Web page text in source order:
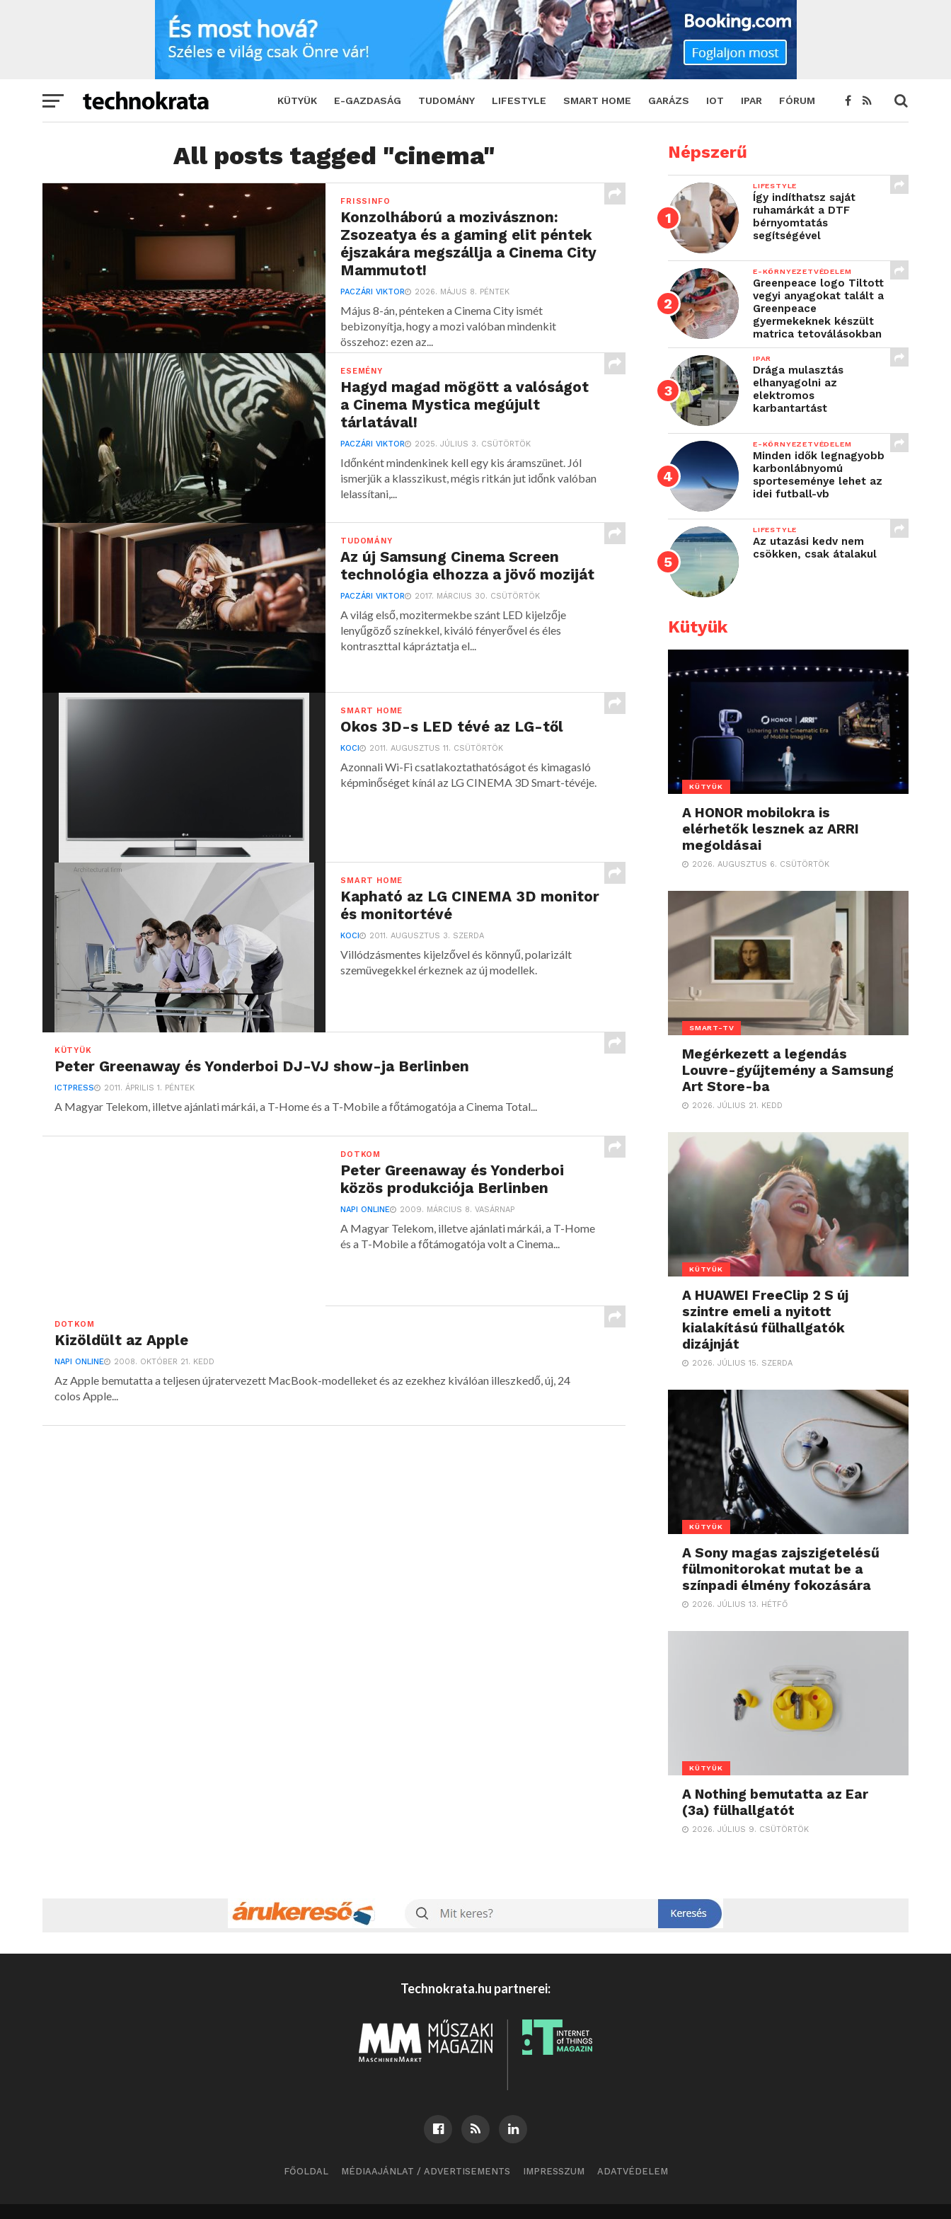
KÜTYÜK E-GAZDASÁG TUDOMÁNY LIFESTYLE SMART HOME GARÁZS IOT IPAR FÓRUM
All posts tagged "cinema"
FRISSINFO
Konzolháború a mozivásznon:
Zsozeatya és a gaming elit péntek
éjszakára megszállja a Cinema City
Mammutot!
PACZÁRI VIKTOR 2026. MÁJUS 8. PÉNTEK
Május 8-án, pénteken a Cinema City ismét
bebizonyítja, hogy a mozi valóban mindenkit
összehoz: ezen az...
ESEMÉNY
Hagyd magad mögött a valóságot
a Cinema Mystica megújult
tárlatával!
PACZÁRI VIKTOR 2025. JÚLIUS 3. CSÜTÖRTÖK
Időnként mindenkinek kell egy kis áramszünet. Jól
ismerjük a klasszikust, mégis ritkán jut időnk valóban
lelassítani,...
TUDOMÁNY
Az új Samsung Cinema Screen
technológia elhozza a jövő moziját
PACZÁRI VIKTOR 2017. MÁRCIUS 30. CSÜTÖRTÖK
A világ első, mozitermekbe szánt LED kijelzője
lenyűgöző színekkel, kiváló fényerővel és éles
kontraszttal kápráztatja el...
SMART HOME
Okos 3D-s LED tévé az LG-től
KOCI 2011. AUGUSZTUS 11. CSÜTÖRTÖK
Azonnali Wi-Fi csatlakoztathatóságot és kimagasló
képminőséget kínál az LG CINEMA 3D Smart-tévéje.
SMART HOME
Kapható az LG CINEMA 3D monitor
és monitortévé
KOCI 2011. AUGUSZTUS 3. SZERDA
Villódzásmentes kijelzővel és könnyű, polarizált
szemüvegekkel érkeznek az új modellek.
KÜTYÜK
Peter Greenaway és Yonderboi DJ-VJ show-ja Berlinben
ICTPRESS 2011. ÁPRILIS 1. PÉNTEK
A Magyar Telekom, illetve ajánlati márkái, a T-Home és a T-Mobile a főtámogatója a Cinema Total...
DOTKOM
Peter Greenaway és Yonderboi
közös produkciója Berlinben
NAPI ONLINE 2009. MÁRCIUS 8. VASÁRNAP
A Magyar Telekom, illetve ajánlati márkái, a T-Home
és a T-Mobile a főtámogatója volt a Cinema...
DOTKOM
Kizöldült az Apple
NAPI ONLINE 2008. OKTÓBER 21. KEDD
Az Apple bemutatta a teljesen újratervezett MacBook-modelleket és az ezekhez kiválóan illeszkedő, új, 24
colos Apple...
Népszerű
LIFESTYLE
Így indíthatsz saját
ruhamárkát a DTF
bérnyomtatás
segítségével
E-KÖRNYEZETVÉDELEM
Greenpeace logo Tiltott
vegyi anyagokat talált a
Greenpeace
gyermekeknek készült
matrica tetoválásokban
IPAR
Drága mulasztás
elhanyagolni az
elektromos
karbantartást
E-KÖRNYEZETVÉDELEM
Minden idők legnagyobb
karbonlábnyomú
sporteseménye lehet az
idei futball-vb
LIFESTYLE
Az utazási kedv nem
csökken, csak átalakul
Kütyük
KÜTYÜK
A HONOR mobilokra is
elérhetők lesznek az ARRI
megoldásai
2026. AUGUSZTUS 6. CSÜTÖRTÖK
SMART-TV
Megérkezett a legendás
Louvre-gyűjtemény a Samsung
Art Store-ba
2026. JÚLIUS 21. KEDD
KÜTYÜK
A HUAWEI FreeClip 2 S új
szintre emeli a nyitott
kialakítású fülhallgatók
dizájnját
2026. JÚLIUS 15. SZERDA
KÜTYÜK
A Sony magas zajszigetelésű
fülmonitorokat mutat be a
színpadi élmény fokozására
2026. JÚLIUS 13. HÉTFŐ
KÜTYÜK
A Nothing bemutatta az Ear
(3a) fülhallgatót
2026. JÚLIUS 9. CSÜTÖRTÖK
Technokrata.hu partnerei:
FŐOLDAL MÉDIAAJÁNLAT / ADVERTISEMENTS IMPRESSZUM ADATVÉDELEM